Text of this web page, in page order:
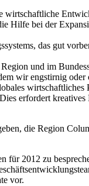
wirtschaftliche
Hilfe bei der
das gut
und im
wir engstirnig
erfordert
die Region
für 2012 zu
vor.